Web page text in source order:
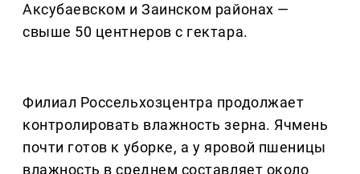
Аксубаевском и Заинском районах —
свыше 50 центнеров с гектара.
Филиал Россельхозцентра продолжает
контролировать влажность зерна. Ячмень
почти готов к уборке, а у яровой пшеницы
влажность в среднем составляет около